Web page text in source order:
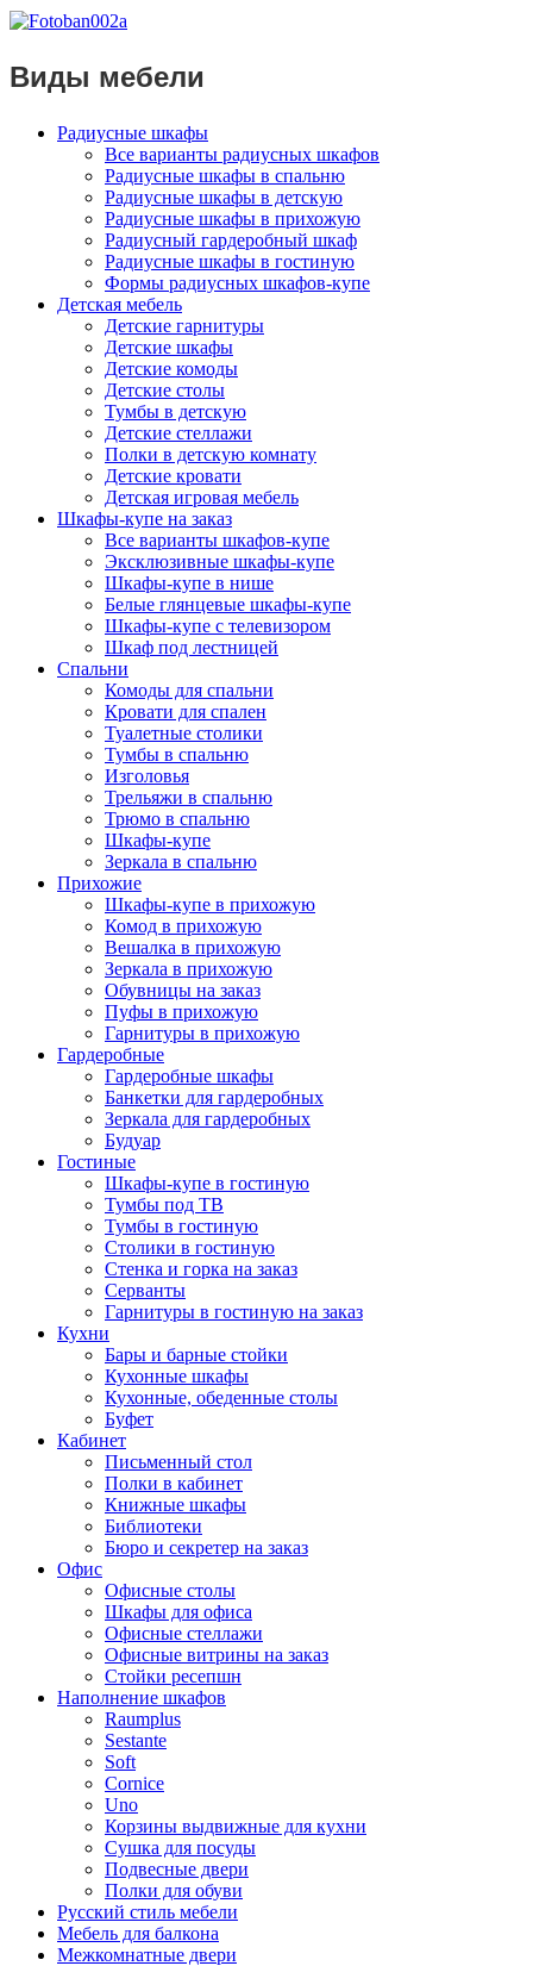
Виды мебели
Радиусные шкафы
Все варианты радиусных шкафов
Радиусные шкафы в спальню
Радиусные шкафы в детскую
Радиусные шкафы в прихожую
Радиусный гардеробный шкаф
Радиусные шкафы в гостиную
Формы радиусных шкафов-купе
Детская мебель
Детские гарнитуры
Детские шкафы
Детские комоды
Детские столы
Тумбы в детскую
Детские стеллажи
Полки в детскую комнату
Детские кровати
Детская игровая мебель
Шкафы-купе на заказ
Все варианты шкафов-купе
Эксклюзивные шкафы-купе
Шкафы-купе в нише
Белые глянцевые шкафы-купе
Шкафы-купе с телевизором
Шкаф под лестницей
Спальни
Комоды для спальни
Кровати для спален
Туалетные столики
Тумбы в спальню
Изголовья
Трельяжи в спальню
Трюмо в спальню
Шкафы-купе
Зеркала в спальню
Прихожие
Шкафы-купе в прихожую
Комод в прихожую
Вешалка в прихожую
Зеркала в прихожую
Обувницы на заказ
Пуфы в прихожую
Гарнитуры в прихожую
Гардеробные
Гардеробные шкафы
Банкетки для гардеробных
Зеркала для гардеробных
Будуар
Гостиные
Шкафы-купе в гостиную
Тумбы под ТВ
Тумбы в гостиную
Столики в гостиную
Стенка и горка на заказ
Серванты
Гарнитуры в гостиную на заказ
Кухни
Бары и барные стойки
Кухонные шкафы
Кухонные, обеденные столы
Буфет
Кабинет
Письменный стол
Полки в кабинет
Книжные шкафы
Библиотеки
Бюро и секретер на заказ
Офис
Офисные столы
Шкафы для офиса
Офисные стеллажи
Офисные витрины на заказ
Стойки ресепшн
Наполнение шкафов
Raumplus
Sestante
Soft
Cornice
Uno
Корзины выдвижные для кухни
Сушка для посуды
Подвесные двери
Полки для обуви
Русский стиль мебели
Мебель для балкона
Межкомнатные двери